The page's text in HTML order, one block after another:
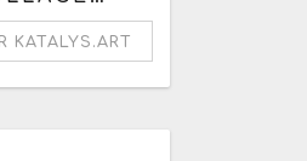
KATALYS.ART